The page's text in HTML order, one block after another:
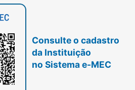
Consulte o cadastro
da Instituição
no Sistema e-MEC